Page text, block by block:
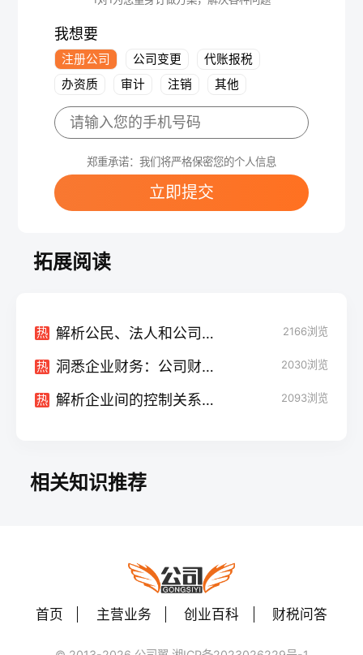
我想要
注册公司 公司变更
代账报税
办资质
审计 注销 其他
郑重承诺：我们将严格保密您的个人信息
立即提交
拓展阅读
热 解析公民、法人和公司的法律含义 2166浏览
热 洞悉企业财务：公司财务报告的定义与重要作用 2030浏览
热 解析企业间的控制关系：揭秘权力纽带与经济联结 2093浏览
相关知识推荐
首页 主营业务 创业百科 财税问答